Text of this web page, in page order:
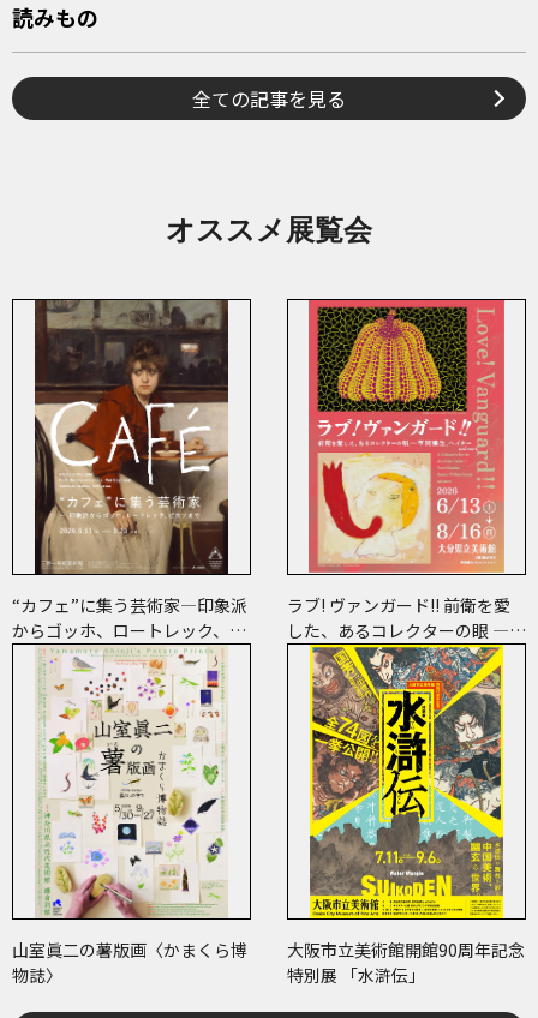
読みもの
全ての記事を見る
オススメ展覧会
“カフェ”に集う芸術家―印象派
からゴッホ、ロートレック、ピ
カソまで
ラブ! ヴァンガード!! 前衛を愛
した、あるコレクターの眼 ―草
間彌生、ヘイター and more
山室眞二の薯版画〈かまくら博
物誌〉
大阪市立美術館開館90周年記念
特別展 「水滸伝」